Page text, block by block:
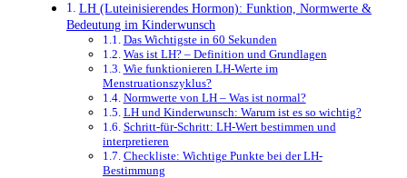
LH (Luteinisierendes Hormon): Funktion, Normwerte &
Bedeutung im Kinderwunsch
Das Wichtigste in 60 Sekunden
Was ist LH? – Definition und Grundlagen
Wie funktionieren LH-Werte im
Menstruationszyklus?
Normwerte von LH – Was ist normal?
LH und Kinderwunsch: Warum ist es so wichtig?
Schritt-für-Schritt: LH-Wert bestimmen und
interpretieren
Checkliste: Wichtige Punkte bei der LH-
Bestimmung